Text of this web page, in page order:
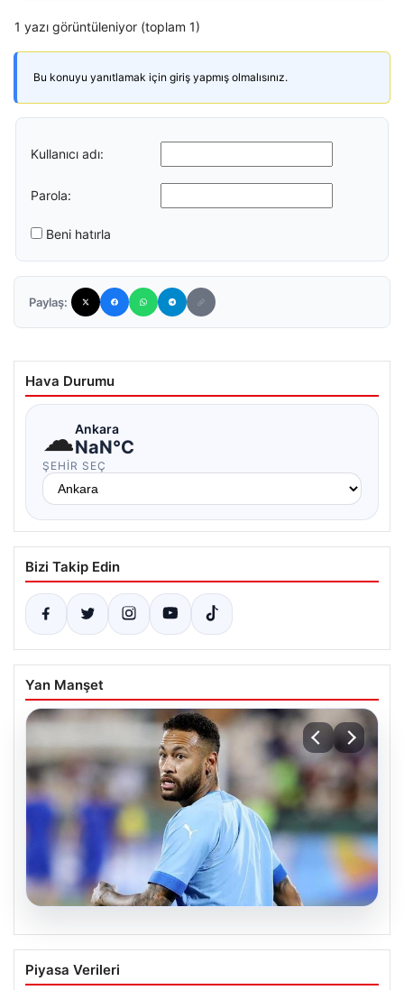
1 yazı görüntüleniyor (toplam 1)
Bu konuyu yanıtlamak için giriş yapmış olmalısınız.
Kullanıcı adı:
Parola:
Beni hatırla
Paylaş:
Hava Durumu
☁Ankara
NaN°C
ŞEHIR SEÇ
Bizi Takip Edin
Yan Manşet
05.08.2026
Neymar’ın maç sonrası gerginlik
yaşadığı anlar!
Piyasa Verileri